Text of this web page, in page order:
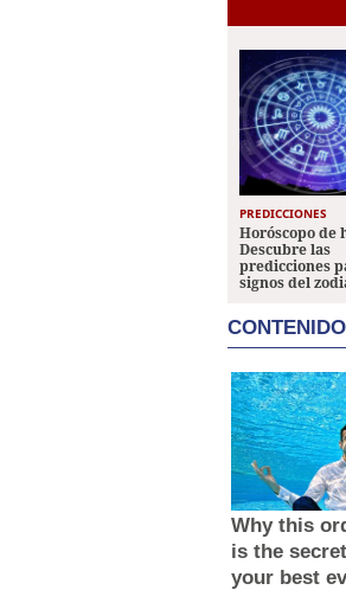
PREDICCIONES
Horóscopo de
Descubre las
predicciones
signos del
Why this
is the
your best